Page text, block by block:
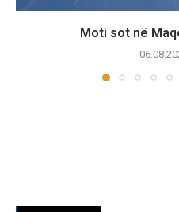
Moti sot në